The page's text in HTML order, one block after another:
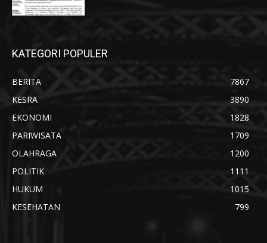
KATEGORI POPULER
BERITA
7867
KESRA
3890
EKONOMI
1828
PARIWISATA
1709
OLAHRAGA
1200
POLITIK
1111
HUKUM
1015
KESEHATAN
799